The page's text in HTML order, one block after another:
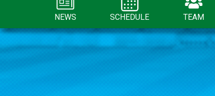
NEWS SCHEDULE TEAM